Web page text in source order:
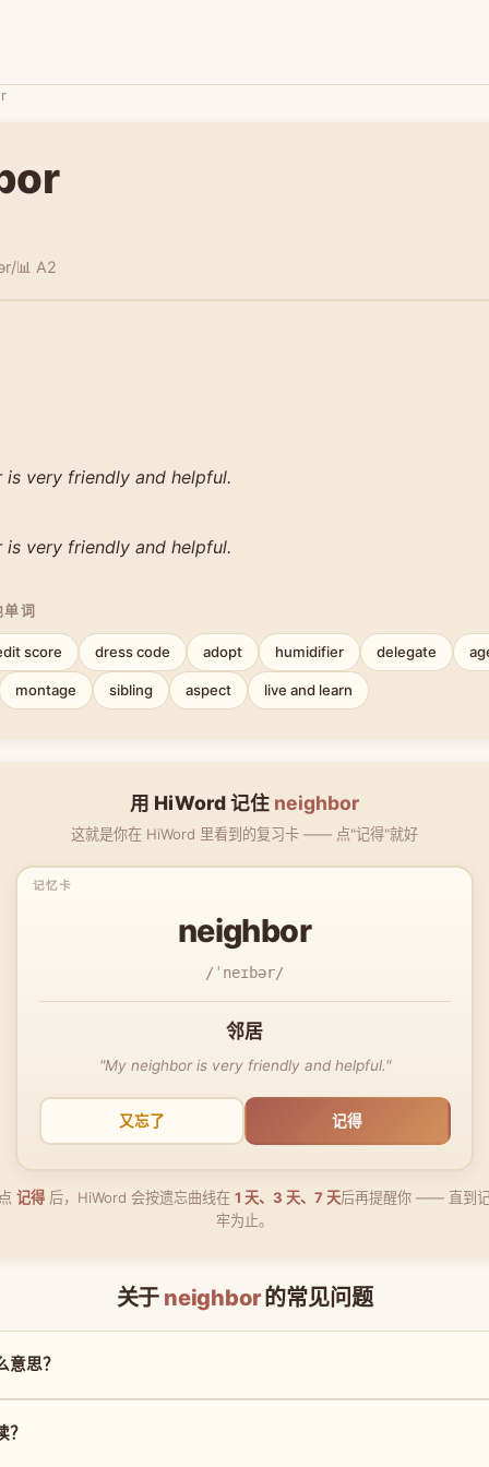
📊 A2
is very friendly and helpful.
is very friendly and helpful.
词
score dress code adopt humidifier delegate
montage sibling aspect live and learn
用 HiWord 记住 neighbor
这就是你在 HiWord 里看到的复习卡 —— 点"记得"就好
neighbor
/ˈneɪbər/
邻居
"My neighbor is very friendly and helpful."
又忘了 记得
记得 后，HiWord 会按遗忘曲线在 1 天、3 天、7 天后再提醒你 —— 直到
牢为止。
关于 neighbor的常见问题
思？